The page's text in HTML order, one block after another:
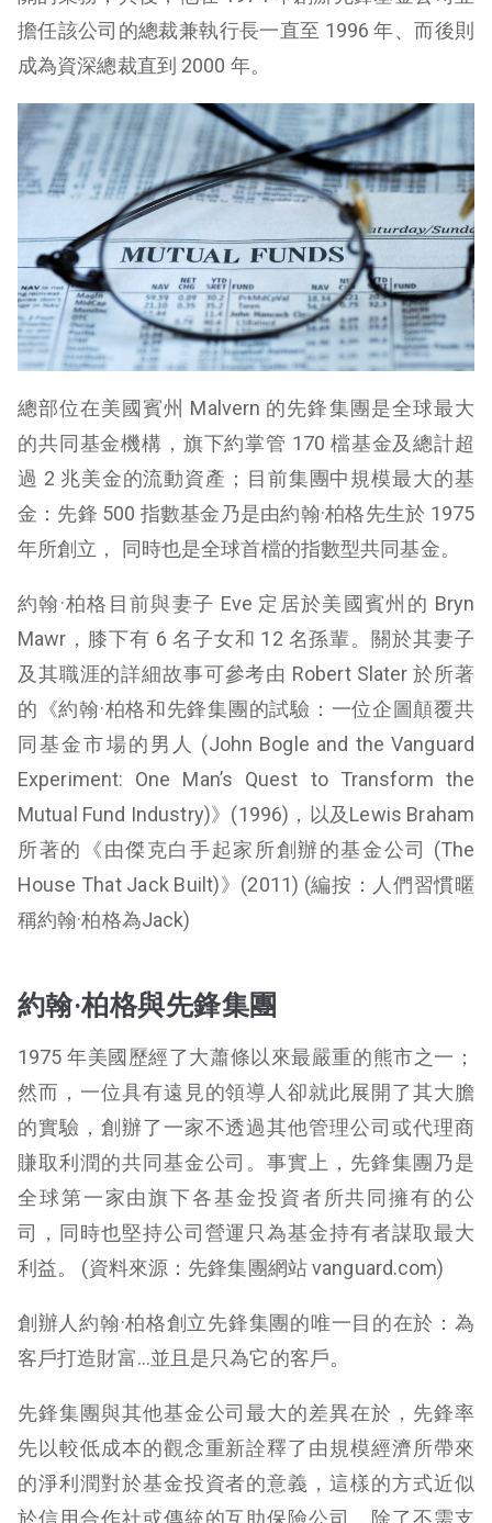
擔任該公司的總裁兼執行長一直至 1996 年、而後則
成為資深總裁直到 2000 年。
總部位在美國賓州 Malvern 的先鋒集團是全球最大
的共同基金機構，旗下約掌管 170 檔基金及總計超
過 2 兆美金的流動資產；目前集團中規模最大的基
金：先鋒 500 指數基金乃是由約翰·柏格先生於 1975
年所創立， 同時也是全球首檔的指數型共同基金。
約翰·柏格目前與妻子 Eve 定居於美國賓州的 Bryn
Mawr，膝下有 6 名子女和 12 名孫輩。關於其妻子
及其職涯的詳細故事可參考由 Robert Slater 於所著
的《約翰·柏格和先鋒集團的試驗：一位企圖顛覆共
同基金市場的男人 (John Bogle and the Vanguard
Experiment: One Man’s Quest to Transform the
Mutual Fund Industry)》(1996)，以及Lewis Braham
所著的《由傑克白手起家所創辦的基金公司 (The
House That Jack Built)》(2011) (編按：人們習慣暱
稱約翰·柏格為Jack)
約翰·柏格與先鋒集團
1975 年美國歷經了大蕭條以來最嚴重的熊市之一；
然而，一位具有遠見的領導人卻就此展開了其大膽
的實驗，創辦了一家不透過其他管理公司或代理商
賺取利潤的共同基金公司。事實上，先鋒集團乃是
全球第一家由旗下各基金投資者所共同擁有的公
司，同時也堅持公司營運只為基金持有者謀取最大
利益。 (資料來源：先鋒集團網站 vanguard.com)
創辦人約翰·柏格創立先鋒集團的唯一目的在於：為
客戶打造財富…並且是只為它的客戶。
先鋒集團與其他基金公司最大的差異在於，先鋒率
先以較低成本的觀念重新詮釋了由規模經濟所帶來
的淨利潤對於基金投資者的意義，這樣的方式近似
於信用合作社或傳統的互助保險公司，除了不需支